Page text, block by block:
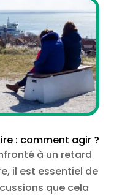
: comment agir ?
à un retard
il est essentiel de
que cela